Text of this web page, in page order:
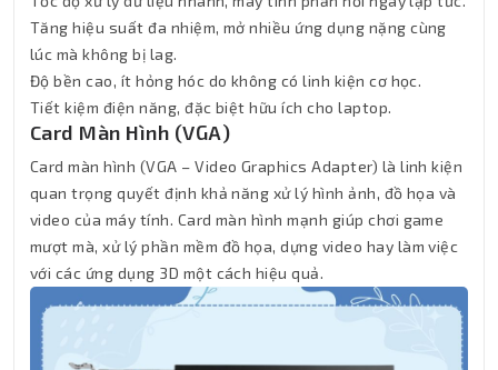
Tăng hiệu suất đa nhiệm, mở nhiều ứng dụng nặng cùng
lúc mà không bị lag.
Độ bền cao, ít hỏng hóc do không có linh kiện cơ học.
Tiết kiệm điện năng, đặc biệt hữu ích cho laptop.
Card Màn Hình (VGA)
Card màn hình (VGA – Video Graphics Adapter) là linh kiện
quan trọng quyết định khả năng xử lý hình ảnh, đồ họa và
video của máy tính. Card màn hình mạnh giúp chơi game
mượt mà, xử lý phần mềm đồ họa, dựng video hay làm việc
với các ứng dụng 3D một cách hiệu quả.